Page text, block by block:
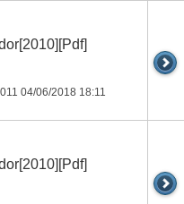
04/06/2018 18:11